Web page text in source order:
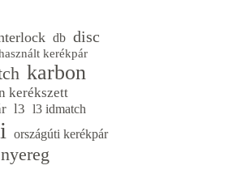
db disc
kerékpár
karbon
kerékszett
l3 l3 idmatch
országúti kerékpár